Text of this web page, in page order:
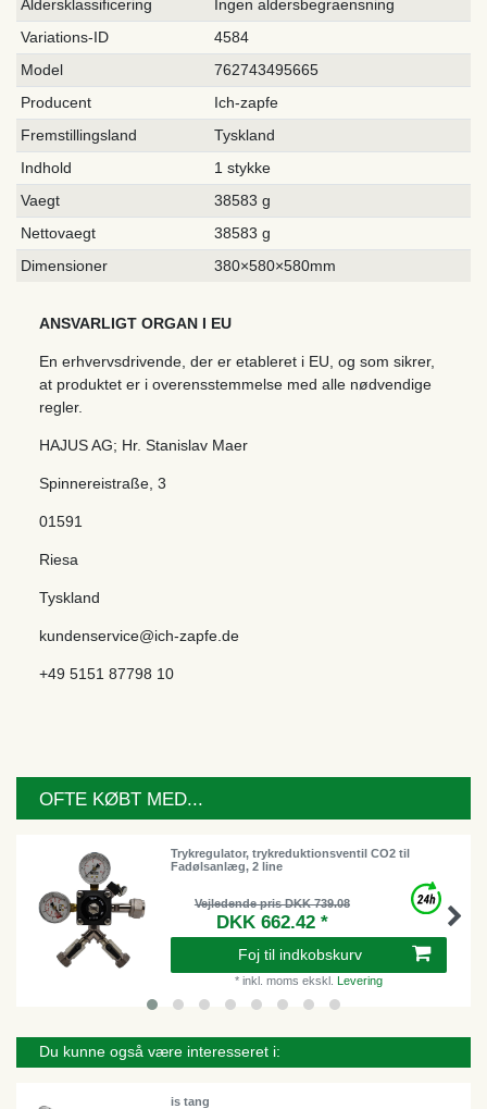
Aldersklassificering
Ingen aldersbegraensning
Variations-ID
4584
Model
762743495665
Producent
Ich-zapfe
Fremstillingsland
Tyskland
Indhold
1 stykke
Vaegt
38583 g
Nettovaegt
38583 g
Dimensioner
380×580×580mm
ANSVARLIGT ORGAN I EU
En erhvervsdrivende, der er etableret i EU, og som sikrer,
at produktet er i overensstemmelse med alle nødvendige
regler.
HAJUS AG; Hr. Stanislav Maer
Spinnereistraße 3
01591
Riesa
Tyskland
kundenservice@ich-zapfe.de
+49 5151 87798 10
OFTE KØBT MED...
Trykregulator, trykreduktionsventil CO2 til
Fadølsanlæg, 2 line
Vejledende pris DKK 739.08
DKK 662.42 *
Foj til indkobskurv
* inkl. moms ekskl. Levering
Du kunne også være interesseret i:
is tang